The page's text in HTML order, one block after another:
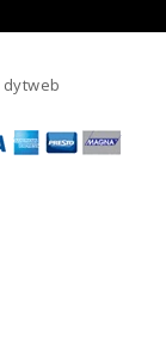
dytweb